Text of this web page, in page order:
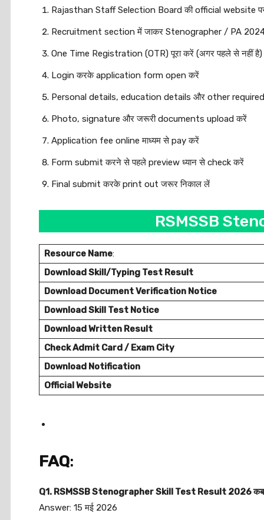
Rajasthan Staff Selection Board की official website
Recruitment section में जाकर Stenographer / PA
One Time Registration (OTR) पूरा करें (अगर पहले से नहीं है)
Login करके application form open करें
Personal details, education details और other required
Photo, signature और जरूरी documents upload करें
Application fee online माध्यम से pay करें
Form submit करने से पहले preview ध्यान से check करें
Final submit करके print out जरूर निकाल लें
RSMSSB
Resource Name:
Download Skill/Typing Test Result
Download Document Verification Notice
Download Skill Test Notice
Download Written Result
Check Admit Card / Exam City
Download Notification
Official Website
FAQ:
Q1. RSMSSB Stenographer Skill Test Result 2026 कब
Answer: 15 मई 2026